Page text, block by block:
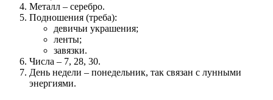
Металл – серебро.
Подношения (треба):
девичьи украшения;
ленты;
завязки.
Числа – 7, 28, 30.
День недели – понедельник, так связан с лунными
энергиями.